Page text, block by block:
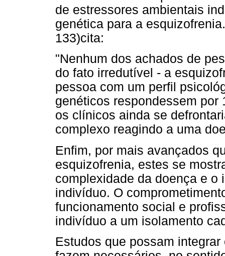
de estressores ambientais
genética para a
133)cita:
"Nenhum dos achados de
do fato irredutível - a
pessoa com um perfil
genéticos respondessem
os clínicos ainda se
complexo reagindo a uma
Enfim, por mais avançados
esquizofrenia, estes se
complexidade da doença e o
indivíduo. O
funcionamento social e
indivíduo a um isolamento
Estudos que possam